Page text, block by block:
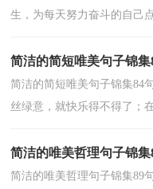
生，为每天努力奋斗的自己
简洁的简短唯美句子锦集
简洁的简短唯美句子锦集84
丝绿意，就快乐得不得了；
简洁的唯美哲理句子锦集
简洁的唯美哲理句子锦集89